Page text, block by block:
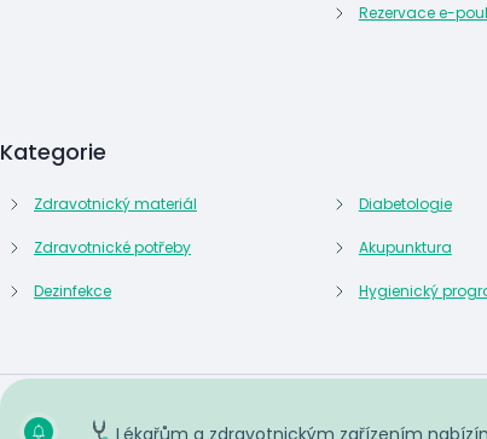
Lékařům a zdravotnickým zařízením
Rezervace e-
Kategorie
Zdravotnický materiál
Zdravotnické potřeby
Dezinfekce
Diabetologie
Akupunktura
Hygienický